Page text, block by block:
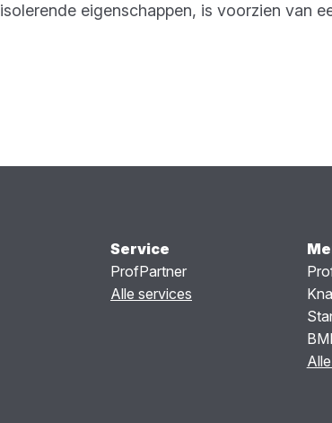
eigenschappen, is voorzien van
Service
ProfPartner
Alle services